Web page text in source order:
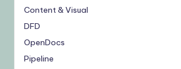
Content & Visual
DFD
OpenDocs
Pipeline